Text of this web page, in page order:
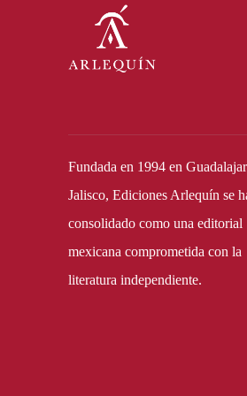
Fundada en 1994 en
Jalisco, Ediciones Arlequín se
consolidado como una editorial
mexicana comprometida con la
literatura independiente.